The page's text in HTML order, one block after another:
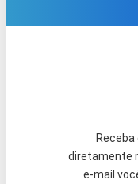
diretamente
e-mail